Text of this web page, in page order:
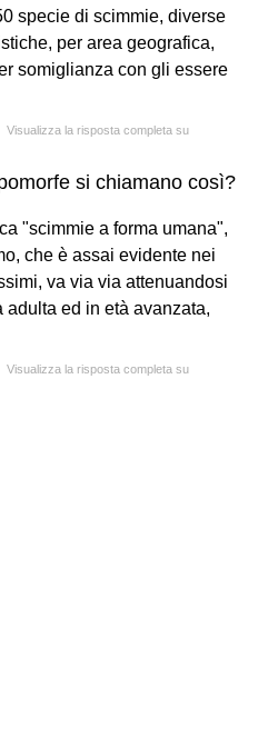
specie di scimmie, diverse
per area geografica,
somiglianza con gli essere
Visualizza la risposta completa su
si chiamano così?
"scimmie a forma umana",
che è assai evidente nei
va via via attenuandosi
ed in età avanzata,
Visualizza la risposta completa su